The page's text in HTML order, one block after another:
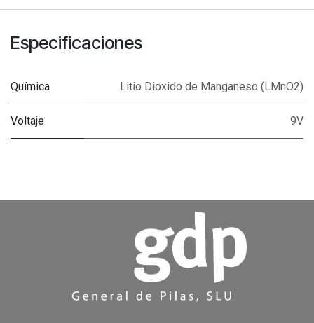
Especificaciones
Química Litio Dioxido de Manganeso (LMnO2)
Voltaje 9V